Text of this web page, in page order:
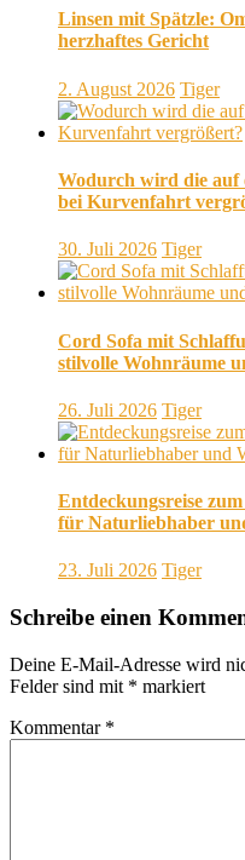
Linsen mit Spätzle:
herzhaftes Gericht
2. August 2026 Tiger
Wodurch wird die auf
bei Kurvenfahrt
30. Juli 2026 Tiger
Cord Sofa mit
stilvolle Wohnräume
26. Juli 2026 Tiger
Entdeckungsreise
für Naturliebhaber
23. Juli 2026 Tiger
Schreibe einen
Deine E-Mail-Adresse wird
Felder sind mit * markiert
Kommentar *